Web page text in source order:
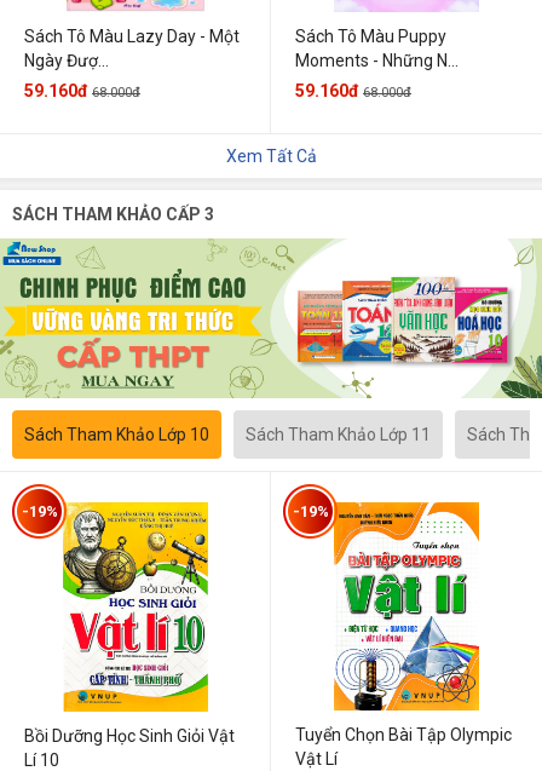
Sách Tô Màu Lazy Day - Một
Ngày Đượ...
59.160đ 68.000đ
Sách Tô Màu Puppy
Moments - Những N...
59.160đ 68.000đ
Xem Tất Cả
SÁCH THAM KHẢO CẤP 3
Sách Tham Khảo Lớp 10 Sách Tham Khảo Lớp 11 Sách
Bồi Dưỡng Học Sinh Giỏi Vật
Lí 10
-19%
Tuyển Chọn Bài Tập Olympic
Vật Lí
-19%